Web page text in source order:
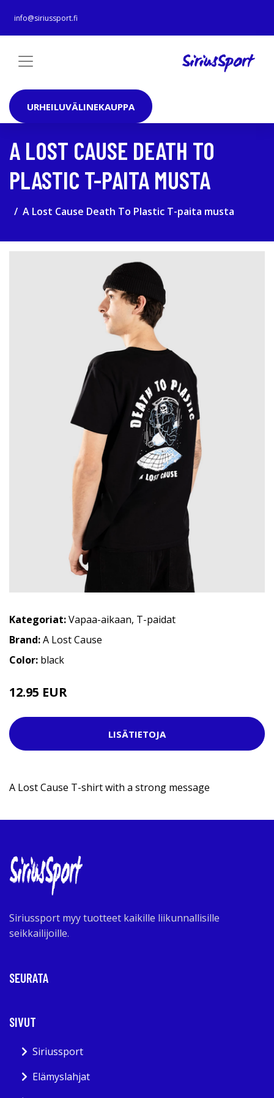
info@siriussport.fi
URHEILUVÄLINEKAUPPA
A LOST CAUSE DEATH TO
PLASTIC T-PAITA MUSTA
A Lost Cause Death To Plastic T-paita musta
Kategoriat:Vapaa-aikaan, T-paidat
Brand:A Lost Cause
Color: black
12.95 EUR
LISÄTIETOJA
A Lost Cause T-shirt with a strong message
Siriussport myy tuotteet kaikille liikunnallisille
seikkailijoille.
SEURATA
SIVUT
Siriussport
Elämyslahjat